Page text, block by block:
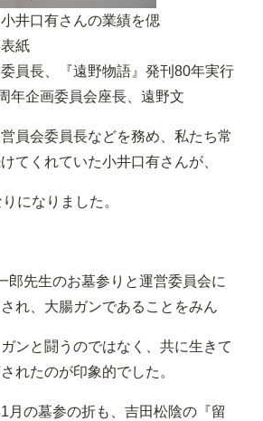
井口有さんの業績を偲
紙
員長、『遠野物語』発刊80年実行
年企画委員会座長、遠野文
員会委員長などを務め、私たち常
てくれていた小井口有さんが、
になりました。
郎先生のお墓参りと運営委員会に
れ、大腸ガンであることをみん
ンと闘うのではなく、共に生きて
れたのが印象的でした。
月の墓参の折も、吉田松陰の『留